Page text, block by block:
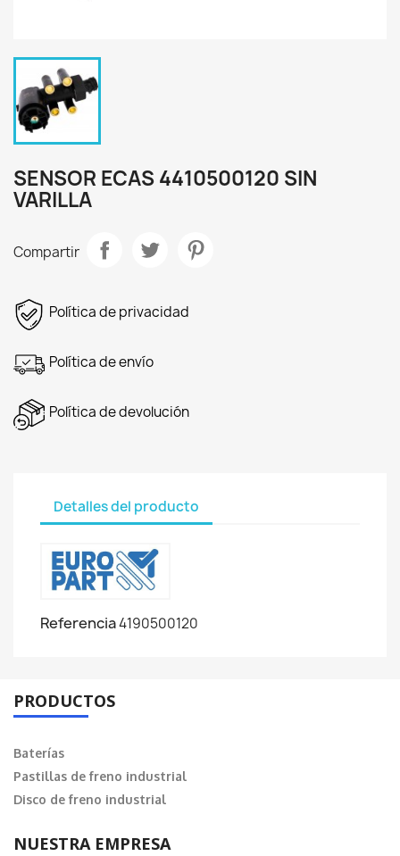
SENSOR ECAS 4410500120 SIN
VARILLA
Compartir
Política de privacidad
Política de envío
Política de devolución
Detalles del producto
Referencia4190500120
PRODUCTOS
Baterías
Pastillas de freno industrial
Disco de freno industrial
NUESTRA EMPRESA